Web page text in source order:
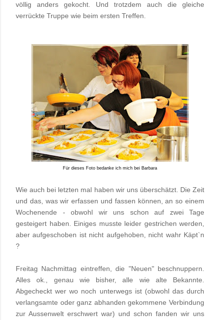
völlig anders gekocht. Und trotzdem auch die gleiche
verrückte Truppe wie beim ersten Treffen.
Für dieses Foto bedanke ich mich bei Barbara
Wie auch bei letzten mal haben wir uns überschätzt. Die Zeit
und das, was wir erfassen und fassen können, an so einem
Wochenende - obwohl wir uns schon auf zwei Tage
gesteigert haben. Einiges musste leider gestrichen werden,
aber aufgeschoben ist nicht aufgehoben, nicht wahr Käpt`n
?
Freitag Nachmittag eintreffen, die "Neuen" beschnuppern.
Alles ok., genau wie bisher, alle wie alte Bekannte.
Abgecheckt wer wo noch unterwegs ist (obwohl das durch
verlangsamte oder ganz abhanden gekommene Verbindung
zur Aussenwelt erschwert war) und schon fanden wir uns